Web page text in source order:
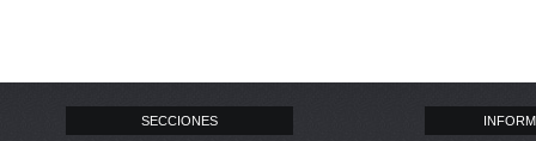
SECCIONES